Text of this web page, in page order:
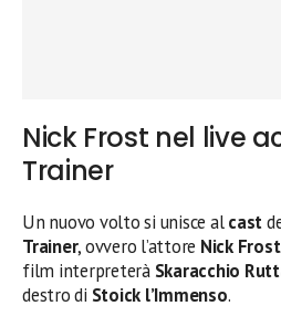
Nick Frost nel live
Trainer
Un nuovo volto si unisce alcast
Trainer, ovvero l’attore Nick Frost
film interpreterà Skaracchio
destro di Stoick l’Immenso.